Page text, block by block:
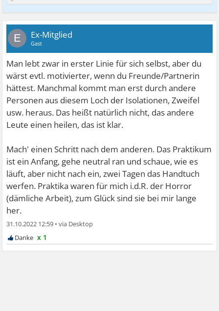
E Ex-Mitglied
Gast
Man lebt zwar in erster Linie für sich selbst, aber du
wärst evtl. motivierter, wenn du Freunde/Partnerin
hättest. Manchmal kommt man erst durch andere
Personen aus diesem Loch der Isolationen, Zweifel
usw. heraus. Das heißt natürlich nicht, das andere
Leute einen heilen, das ist klar.
Mach' einen Schritt nach dem anderen. Das Praktikum
ist ein Anfang, gehe neutral ran und schaue, wie es
läuft, aber nicht nach ein, zwei Tagen das Handtuch
werfen. Praktika waren für mich i.d.R. der Horror
(dämliche Arbeit), zum Glück sind sie bei mir lange
her.
31.10.2022 12:59 •
x 1